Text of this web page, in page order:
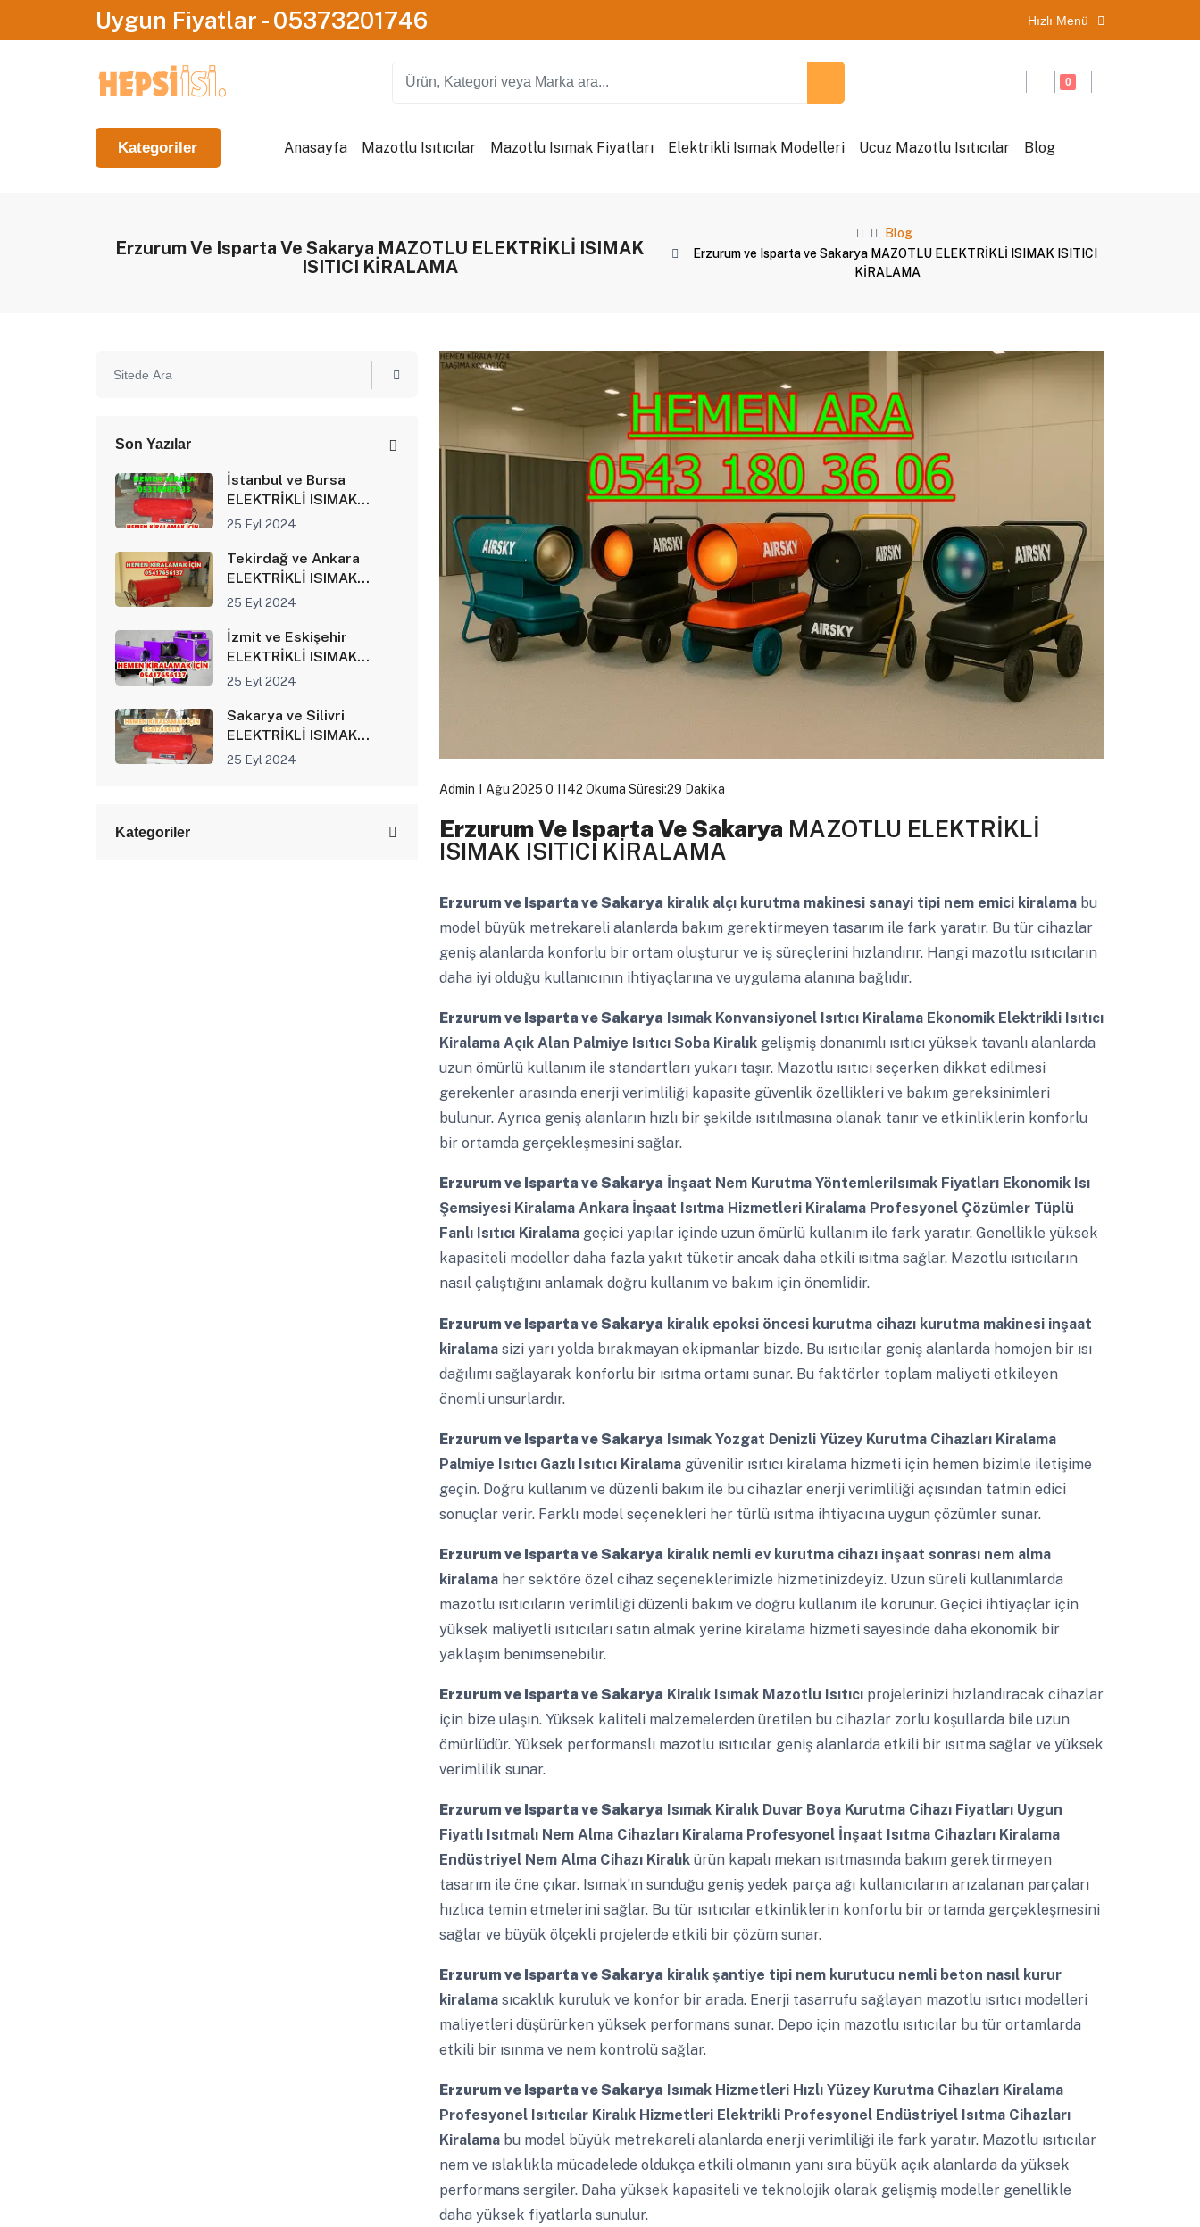
Uygun Fiyatlar - 05373201746 Hızlı Menü
0
Kategoriler Anasayfa Mazotlu Isıtıcılar Mazotlu Isımak Fiyatları Elektrikli Isımak Modelleri Ucuz Mazotlu Isıtıcılar Blog
Erzurum Ve Isparta Ve Sakarya MAZOTLU ELEKTRİKLİ ISIMAK
ISITICI KİRALAMA
Blog
Erzurum ve Isparta ve Sakarya MAZOTLU ELEKTRİKLİ ISIMAK ISITICI
KİRALAMA
Son Yazılar
İstanbul ve Bursa
ELEKTRİKLİ ISIMAK
ISITICI KİRALAMA
25 Eyl 2024
Tekirdağ ve Ankara
ELEKTRİKLİ ISIMAK
ISITICI KİRALAMA
25 Eyl 2024
İzmit ve Eskişehir
ELEKTRİKLİ ISIMAK
ISITICI KİRALAMA
25 Eyl 2024
Sakarya ve Silivri
ELEKTRİKLİ ISIMAK
ISITICI KİRALAMA
25 Eyl 2024
Kategoriler
Admin 1 Ağu 2025 0 1142 Okuma Süresi:29 Dakika
Erzurum Ve Isparta Ve Sakarya MAZOTLU ELEKTRİKLİ
ISIMAK ISITICI KİRALAMA
Erzurum ve Isparta ve Sakarya kiralık alçı kurutma makinesi sanayi tipi nem emici kiralamabu
model büyük metrekareli alanlarda bakım gerektirmeyen tasarım ile fark yaratır. Bu tür cihazlar
geniş alanlarda konforlu bir ortam oluşturur ve iş süreçlerini hızlandırır. Hangi mazotlu ısıtıcıların
daha iyi olduğu kullanıcının ihtiyaçlarına ve uygulama alanına bağlıdır.
Erzurum ve Isparta ve Sakarya Isımak Konvansiyonel Isıtıcı Kiralama Ekonomik Elektrikli Isıtıcı
Kiralama Açık Alan Palmiye Isıtıcı Soba Kiralıkgelişmiş donanımlı ısıtıcı yüksek tavanlı alanlarda
uzun ömürlü kullanım ile standartları yukarı taşır. Mazotlu ısıtıcı seçerken dikkat edilmesi
gerekenler arasında enerji verimliliği kapasite güvenlik özellikleri ve bakım gereksinimleri
bulunur. Ayrıca geniş alanların hızlı bir şekilde ısıtılmasına olanak tanır ve etkinliklerin konforlu
bir ortamda gerçekleşmesini sağlar.
Erzurum ve Isparta ve Sakarya İnşaat Nem Kurutma YöntemleriIsımak Fiyatları Ekonomik Isı
Şemsiyesi Kiralama Ankara İnşaat Isıtma Hizmetleri Kiralama Profesyonel Çözümler Tüplü
Fanlı Isıtıcı Kiralamageçici yapılar içinde uzun ömürlü kullanım ile fark yaratır. Genellikle yüksek
kapasiteli modeller daha fazla yakıt tüketir ancak daha etkili ısıtma sağlar. Mazotlu ısıtıcıların
nasıl çalıştığını anlamak doğru kullanım ve bakım için önemlidir.
Erzurum ve Isparta ve Sakarya kiralık epoksi öncesi kurutma cihazı kurutma makinesi inşaat
kiralamasizi yarı yolda bırakmayan ekipmanlar bizde. Bu ısıtıcılar geniş alanlarda homojen bir ısı
dağılımı sağlayarak konforlu bir ısıtma ortamı sunar. Bu faktörler toplam maliyeti etkileyen
önemli unsurlardır.
Erzurum ve Isparta ve Sakarya Isımak Yozgat Denizli Yüzey Kurutma Cihazları Kiralama
Palmiye Isıtıcı Gazlı Isıtıcı Kiralamagüvenilir ısıtıcı kiralama hizmeti için hemen bizimle iletişime
geçin. Doğru kullanım ve düzenli bakım ile bu cihazlar enerji verimliliği açısından tatmin edici
sonuçlar verir. Farklı model seçenekleri her türlü ısıtma ihtiyacına uygun çözümler sunar.
Erzurum ve Isparta ve Sakarya kiralık nemli ev kurutma cihazı inşaat sonrası nem alma
kiralamaher sektöre özel cihaz seçeneklerimizle hizmetinizdeyiz. Uzun süreli kullanımlarda
mazotlu ısıtıcıların verimliliği düzenli bakım ve doğru kullanım ile korunur. Geçici ihtiyaçlar için
yüksek maliyetli ısıtıcıları satın almak yerine kiralama hizmeti sayesinde daha ekonomik bir
yaklaşım benimsenebilir.
Erzurum ve Isparta ve Sakarya Kiralık Isımak Mazotlu Isıtıcıprojelerinizi hızlandıracak cihazlar
için bize ulaşın. Yüksek kaliteli malzemelerden üretilen bu cihazlar zorlu koşullarda bile uzun
ömürlüdür. Yüksek performanslı mazotlu ısıtıcılar geniş alanlarda etkili bir ısıtma sağlar ve yüksek
verimlilik sunar.
Erzurum ve Isparta ve Sakarya Isımak Kiralık Duvar Boya Kurutma Cihazı Fiyatları Uygun
Fiyatlı Isıtmalı Nem Alma Cihazları Kiralama Profesyonel İnşaat Isıtma Cihazları Kiralama
Endüstriyel Nem Alma Cihazı Kiralıkürün kapalı mekan ısıtmasında bakım gerektirmeyen
tasarım ile öne çıkar. Isımak’ın sunduğu geniş yedek parça ağı kullanıcıların arızalanan parçaları
hızlıca temin etmelerini sağlar. Bu tür ısıtıcılar etkinliklerin konforlu bir ortamda gerçekleşmesini
sağlar ve büyük ölçekli projelerde etkili bir çözüm sunar.
Erzurum ve Isparta ve Sakarya kiralık şantiye tipi nem kurutucu nemli beton nasıl kurur
kiralamasıcaklık kuruluk ve konfor bir arada. Enerji tasarrufu sağlayan mazotlu ısıtıcı modelleri
maliyetleri düşürürken yüksek performans sunar. Depo için mazotlu ısıtıcılar bu tür ortamlarda
etkili bir ısınma ve nem kontrolü sağlar.
Erzurum ve Isparta ve Sakarya Isımak Hizmetleri Hızlı Yüzey Kurutma Cihazları Kiralama
Profesyonel Isıtıcılar Kiralık Hizmetleri Elektrikli Profesyonel Endüstriyel Isıtma Cihazları
Kiralamabu model büyük metrekareli alanlarda enerji verimliliği ile fark yaratır. Mazotlu ısıtıcılar
nem ve ıslaklıkla mücadelede oldukça etkili olmanın yanı sıra büyük açık alanlarda da yüksek
performans sergiler. Daha yüksek kapasiteli ve teknolojik olarak gelişmiş modeller genellikle
daha yüksek fiyatlarla sunulur.